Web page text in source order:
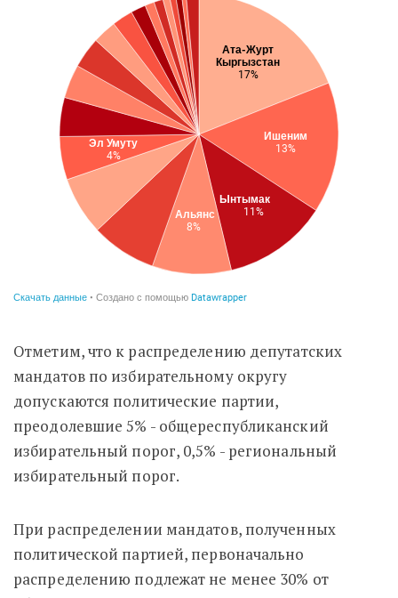
Отметим, что к распределению депутатских
мандатов по избирательному округу
допускаются политические партии,
преодолевшие 5% - общереспубликанский
избирательный порог, 0,5% - региональный
избирательный порог.
При распределении мандатов, полученных
политической партией, первоначально
распределению подлежат не менее 30% от